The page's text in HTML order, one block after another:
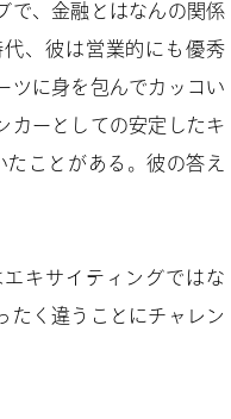
で、金融とはなんの関係
、彼は営業的にも優秀
ツに身を包んでカッコい
カーとしての安定したキ
ことがある。彼の答え
キサイティングではな
たく違うことにチャレン